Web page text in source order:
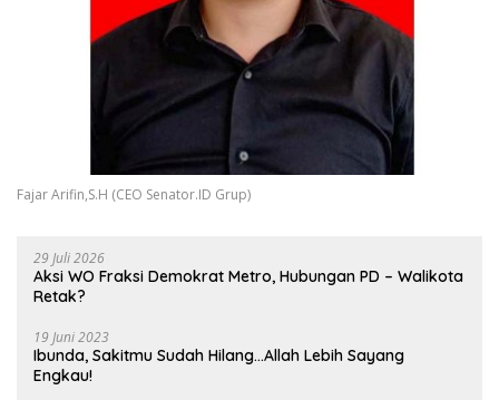
Fajar Arifin,S.H (CEO Senator.ID Grup)
29 Juli 2026
Aksi WO Fraksi Demokrat Metro, Hubungan PD – Walikota
Retak?
19 Juni 2023
Ibunda, Sakitmu Sudah Hilang…Allah Lebih Sayang
Engkau!